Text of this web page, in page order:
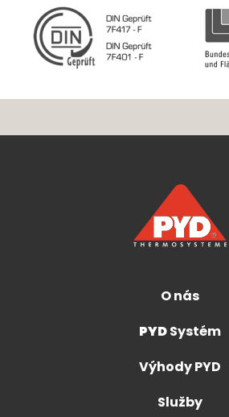
O nás
PYDSystém
Výhody PYD
Služby